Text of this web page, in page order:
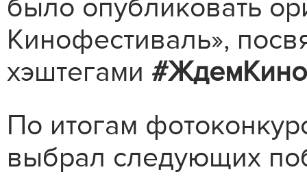
было опубликовать
Кинофестиваль»,
хэштегами
По итогам
выбрал следующих